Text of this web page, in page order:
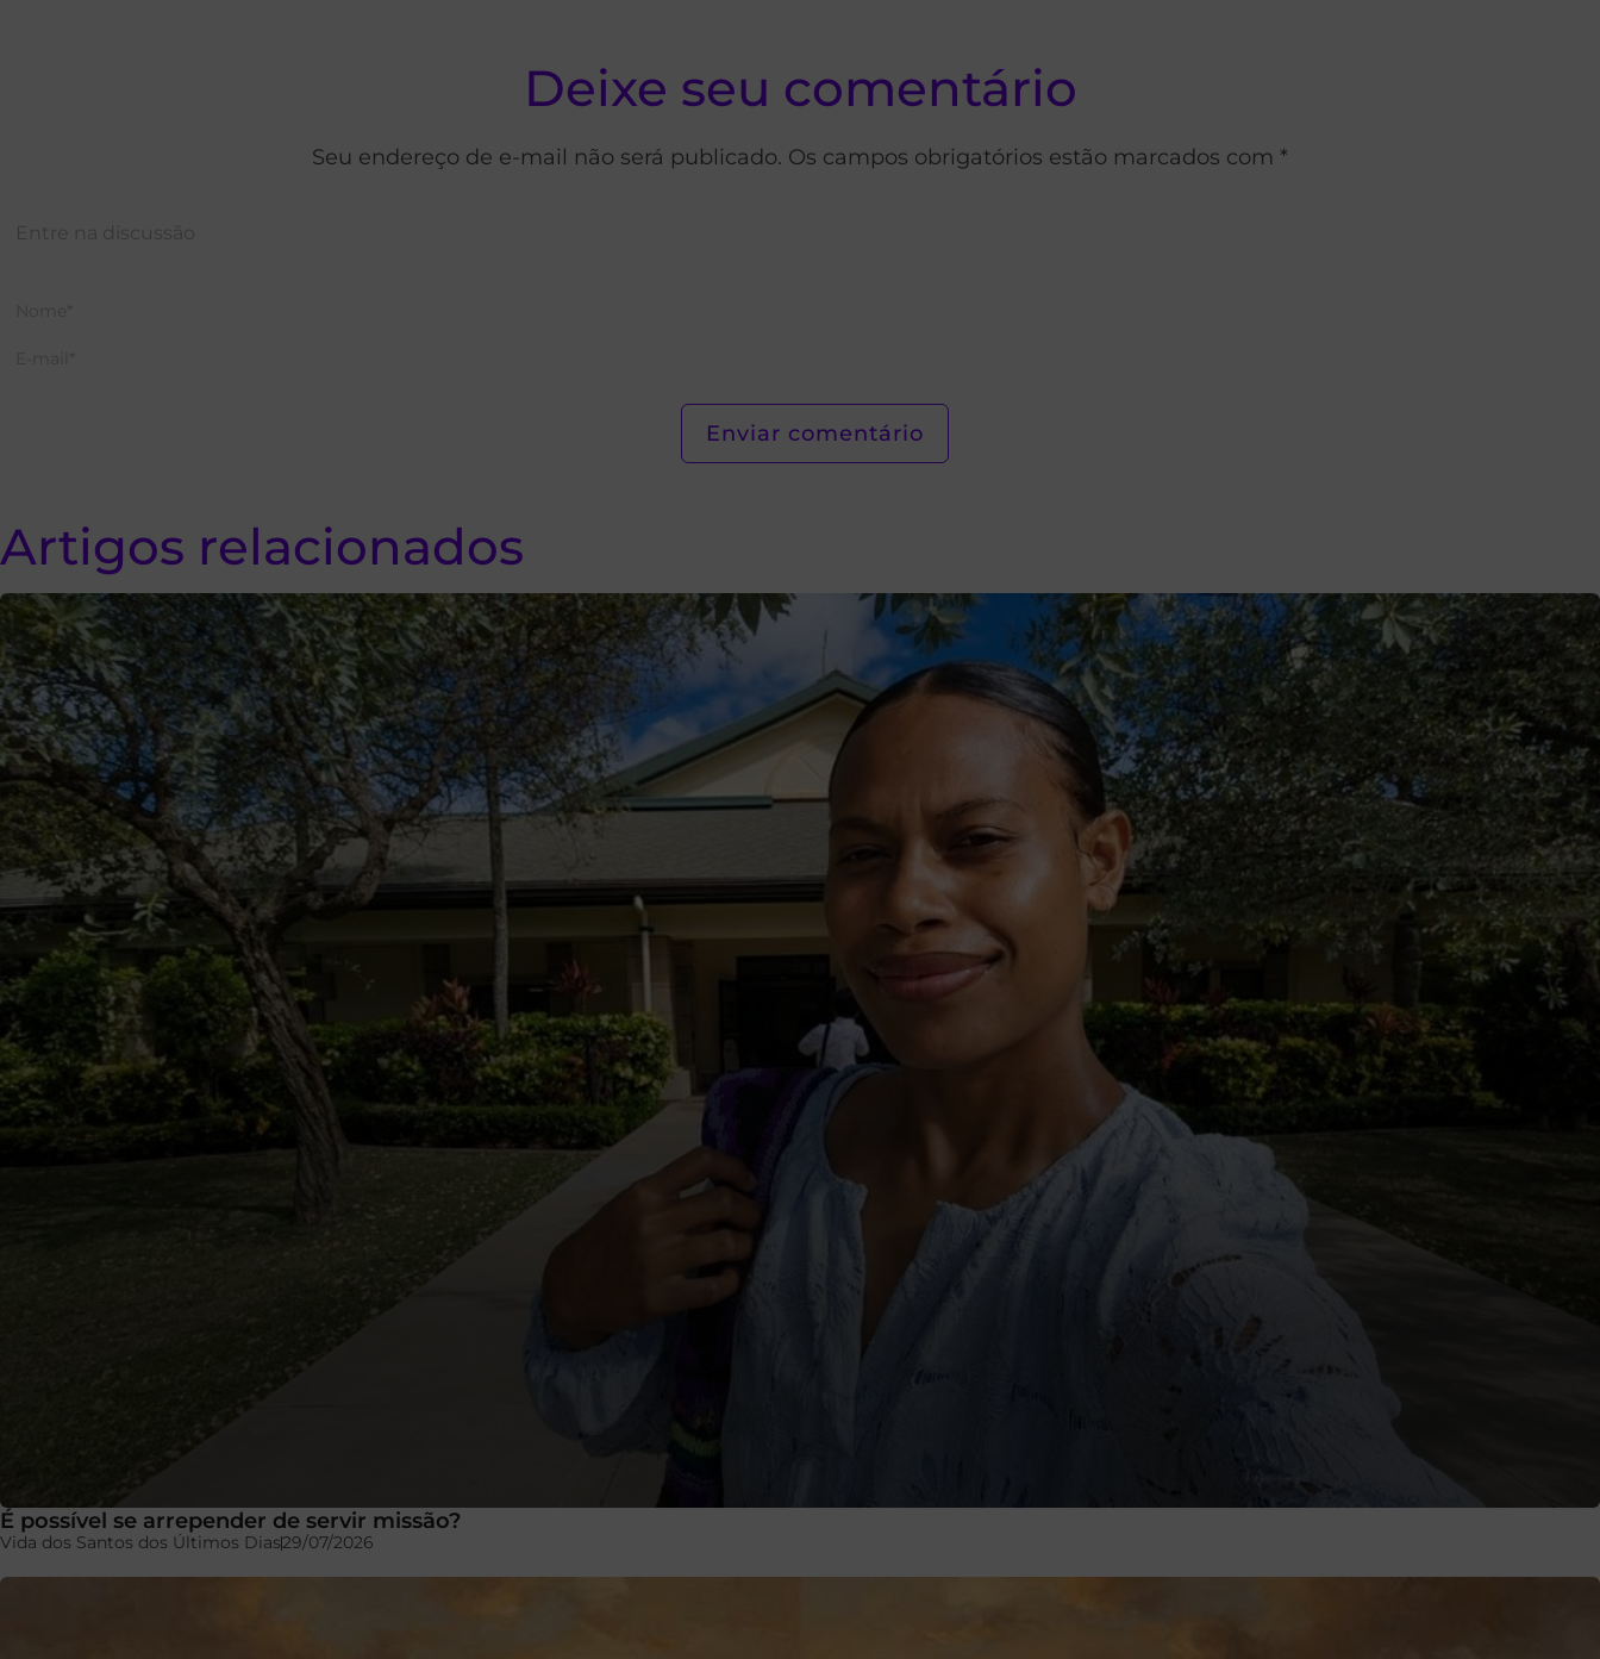
Deixe seu comentário
Seu endereço de e-mail não será publicado. Os campos obrigatórios estão marcados com *
Artigos relacionados
É possível se arrepender de servir missão?
Vida dos Santos dos Últimos Dias29/07/2026